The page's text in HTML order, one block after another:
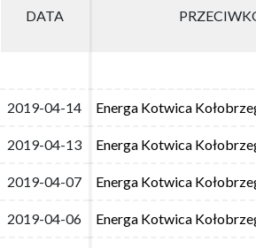
DATA
2019-04-14 Energa Kotwica
2019-04-13 Energa Kotwica
2019-04-07 Energa Kotwica
2019-04-06 Energa Kotwica
DATA
2019-04-14 Energa Kotwica
2019-04-13 Energa Kotwica
2019-04-07 Energa Kotwica
2019-04-06 Energa Kotwica